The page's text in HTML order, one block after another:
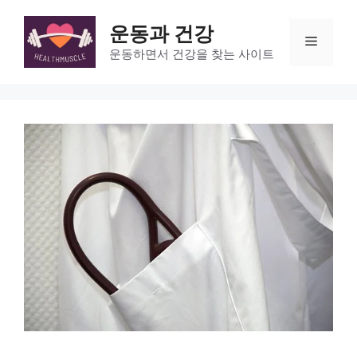
content
운동과 건강
운동하면서 건강을 찾는 사이트
Menu